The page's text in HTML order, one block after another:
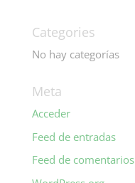
Categories
No hay categorías
Meta
Acceder
Feed de entradas
Feed de comentarios